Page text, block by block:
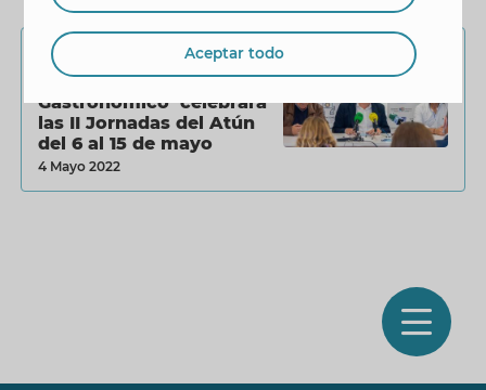
Turismo
El ‘Benidorm
Gastronómico’ celebrará
las II Jornadas del Atún
del 6 al 15 de mayo
4 Mayo 2022
Aceptar todo